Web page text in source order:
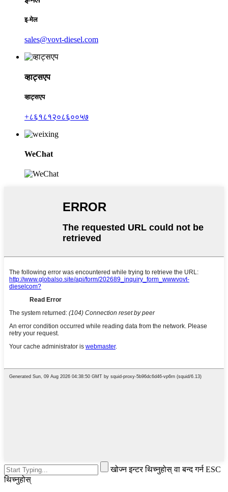
इ-मेल
sales@vovt-diesel.com
व्हाट्सएप
व्हाट्सएप
+८६१८१२०८६००५७
WeChat
खोज्न इन्टर थिच्नुहोस् वा बन्द गर्न ESC
थिच्नुहोस्